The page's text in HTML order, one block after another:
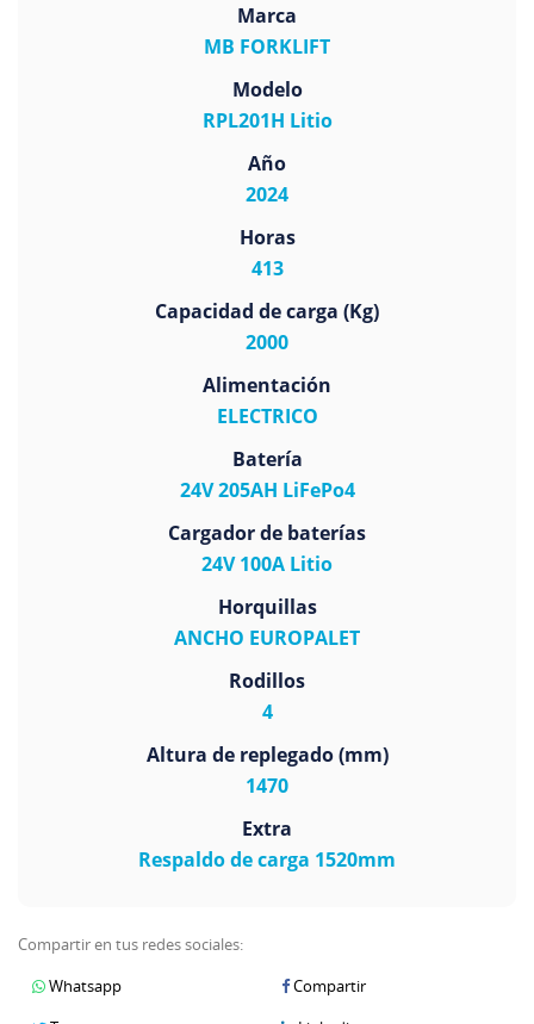
Marca
MB FORKLIFT
Modelo
RPL201H Litio
Año
2024
Horas
413
Capacidad de carga (Kg)
2000
Alimentación
ELECTRICO
Batería
24V 205AH LiFePo4
Cargador de baterías
24V 100A Litio
Horquillas
ANCHO EUROPALET
Rodillos
4
Altura de replegado (mm)
1470
Extra
Respaldo de carga 1520mm
Compartir en tus redes sociales:
Whatsapp
Compartir